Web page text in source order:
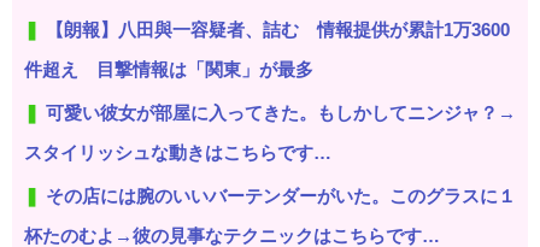
【朗報】八田與一容疑者、詰む 情報提供が累計1万3600
件超え 目撃情報は「関東」が最多
可愛い彼女が部屋に入ってきた。もしかしてニンジャ？→
スタイリッシュな動きはこちらです…
その店には腕のいいバーテンダーがいた。このグラスに１
杯たのむよ→彼の見事なテクニックはこちらです…